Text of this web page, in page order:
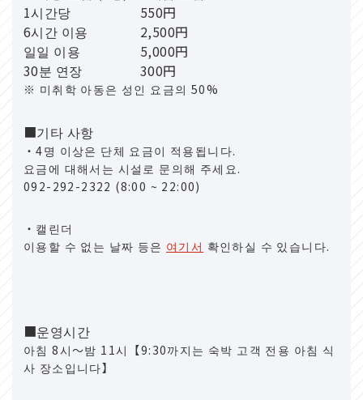
1시간당
550円
6시간 이용
2,500円
일일 이용
5,000円
30분 연장
300円
※ 미취학 아동은 성인 요금의 50%
■기타 사항
・4명 이상은 단체 요금이 적용됩니다.
요금에 대해서는 시설로 문의해 주세요.
092-292-2322 (8:00 ~ 22:00)
・캘린더
이용할 수 없는 날짜 등은 여기서 확인하실 수 있습니다.
■운영시간
아침 8시～밤 11시【9:30까지는 숙박 고객 전용 아침 식
사 장소입니다】